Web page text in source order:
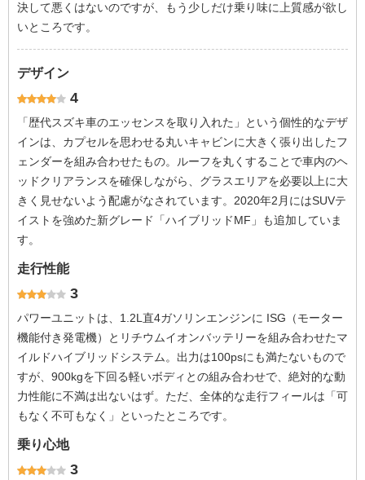
決して悪くはないのですが、もう少しだけ乗り味に上質感が欲し
いところです。
デザイン
4
「歴代スズキ車のエッセンスを取り入れた」という個性的なデザ
インは、カプセルを思わせる丸いキャビンに大きく張り出したフ
ェンダーを組み合わせたもの。ルーフを丸くすることで車内のヘ
ッドクリアランスを確保しながら、グラスエリアを必要以上に大
きく見せないよう配慮がなされています。2020年2月にはSUVテ
イストを強めた新グレード「ハイブリッドMF」も追加していま
す。
走行性能
3
パワーユニットは、1.2L直4ガソリンエンジンに ISG（モーター
機能付き発電機）とリチウムイオンバッテリーを組み合わせたマ
イルドハイブリッドシステム。出力は100psにも満たないもので
すが、900kgを下回る軽いボディとの組み合わせで、絶対的な動
力性能に不満は出ないはず。ただ、全体的な走行フィールは「可
もなく不可もなく」といったところです。
乗り心地
3